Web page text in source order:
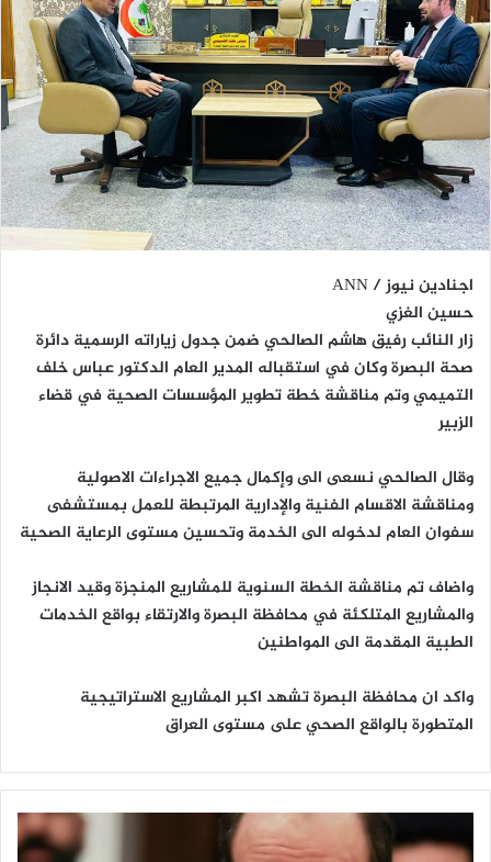
اجنادين نيوز / ANN
حسين الغزي
زار النائب رفيق هاشم الصالحي ضمن جدول زياراته الرسمية دائرة
صحة البصرة وكان في استقباله المدير العام الدكتور عباس خلف
التميمي وتم مناقشة خطة تطوير المؤسسات الصحية في قضاء
الزبير
وقال الصالحي نسعى الى وإكمال جميع الاجراءات الاصولية
ومناقشة الاقسام الفنية والإدارية المرتبطة للعمل بمستشفى
سفوان العام لدخوله الى الخدمة وتحسين مستوى الرعاية الصحية
واضاف تم مناقشة الخطة السنوية للمشاريع المنجزة وقيد الانجاز
والمشاريع المتلكئة في محافظة البصرة والارتقاء بواقع الخدمات
الطبية المقدمة الى المواطنين
واكد ان محافظة البصرة تشهد اكبر المشاريع الاستراتيجية
المتطورة بالواقع الصحي على مستوى العراق
ل